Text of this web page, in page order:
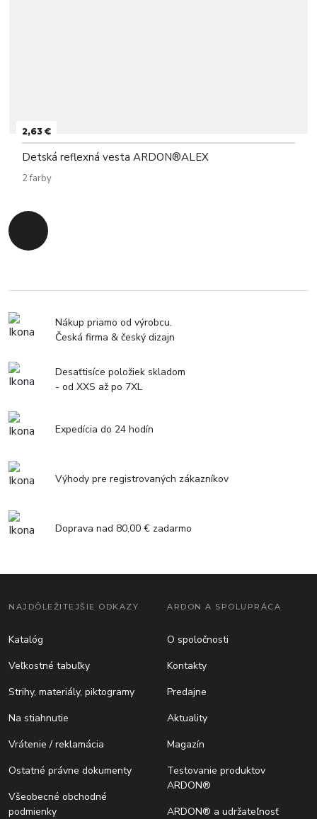
2,63 €
Detská reflexná vesta ARDON®ALEX
2 farby
Späť na začiatok
Nákup priamo od výrobcu.
Česká firma & český dizajn
Desaťtisíce položiek skladom
- od XXS až po 7XL
Expedícia do 24 hodín
Výhody pre registrovaných zákazníkov
Doprava nad 80,00 € zadarmo
NAJDÔLEŽITEJŠIE ODKAZY
Katalóg
Veľkostné tabuľky
Strihy, materiály, piktogramy
Na stiahnutie
Vrátenie / reklamácia
Ostatné právne dokumenty
Všeobecné obchodné
podmienky
ARDON A SPOLUPRÁCA
O spoločnosti
Kontakty
Predajne
Aktuality
Magazín
Testovanie produktov
ARDON®
ARDON® a udržateľnosť